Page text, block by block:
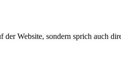
Website, sondern sprich auch